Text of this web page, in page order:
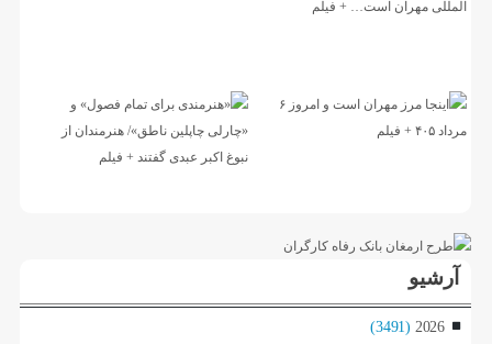
آرشیو
2026
(3491)